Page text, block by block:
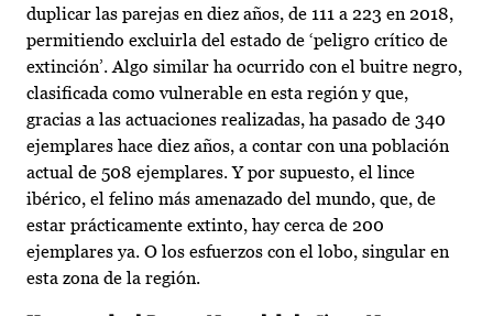
duplicar las parejas en diez años, de 111 a 223 en 2018,
permitiendo excluirla del estado de ‘peligro crítico de
extinción’. Algo similar ha ocurrido con el buitre negro,
clasificada como vulnerable en esta región y que,
gracias a las actuaciones realizadas, ha pasado de 340
ejemplares hace diez años, a contar con una población
actual de 508 ejemplares. Y por supuesto, el lince
ibérico, el felino más amenazado del mundo, que, de
estar prácticamente extinto, hay cerca de 200
ejemplares ya. O los esfuerzos con el lobo, singular en
esta zona de la región.